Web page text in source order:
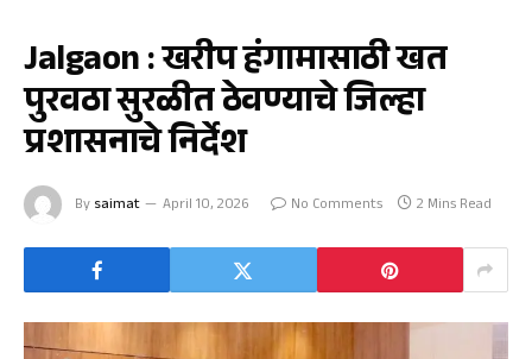
Jalgaon : खरीप हंगामासाठी खत
पुरवठा सुरळीत ठेवण्याचे जिल्हा
प्रशासनाचे निर्देश
By saimat April 10, 2026 No Comments 2 Mins Read